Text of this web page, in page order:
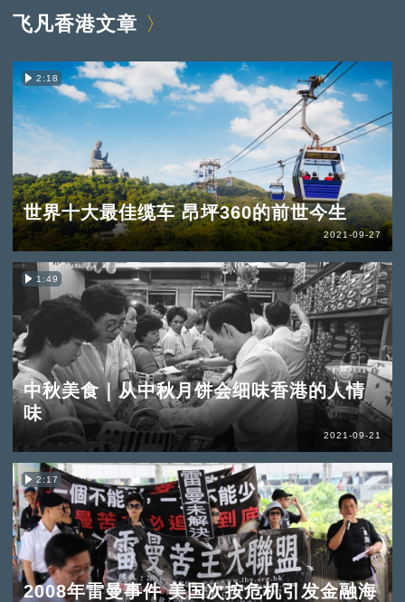
飞凡香港文章
2:18
世界十大最佳缆车 昂坪360的前世今生
2021-09-27
1:49
中秋美食｜从中秋月饼会细味香港的人情
味
2021-09-21
2:17
2008年雷曼事件 美国次按危机引发金融海